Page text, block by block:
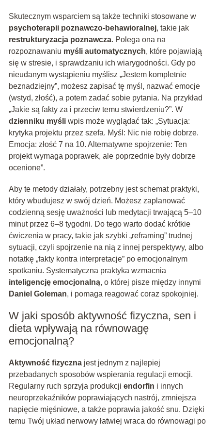
Skutecznym wsparciem są także techniki stosowane w
psychoterapii poznawczo-behawioralnej, takie jak
restrukturyzacja poznawcza. Polega ona na
rozpoznawaniu myśli automatycznych, które pojawiają
się w stresie, i sprawdzaniu ich wiarygodności. Gdy po
nieudanym wystąpieniu myślisz „Jestem kompletnie
beznadziejny”, możesz zapisać tę myśl, nazwać emocje
(wstyd, złość), a potem zadać sobie pytania. Na przykład
„Jakie są fakty za i przeciw temu stwierdzeniu?”. W
dzienniku myśliwpis może wyglądać tak: „Sytuacja:
krytyka projektu przez szefa. Myśl: Nic nie robię dobrze.
Emocja: złość 7 na 10. Alternatywne spojrzenie: Ten
projekt wymaga poprawek, ale poprzednie były dobrze
ocenione”.
Aby te metody działały, potrzebny jest schemat praktyki,
który wbudujesz w swój dzień. Możesz zaplanować
codzienną sesję uważności lub medytacji trwającą 5–10
minut przez 6–8 tygodni. Do tego warto dodać krótkie
ćwiczenia w pracy, takie jak szybki „reframing” trudnej
sytuacji, czyli spojrzenie na nią z innej perspektywy, albo
notatkę „fakty kontra interpretacje” po emocjonalnym
spotkaniu. Systematyczna praktyka wzmacnia
inteligencję emocjonalną, o której pisze między innymi
Daniel Goleman, i pomaga reagować coraz spokojniej.
W jaki sposób aktywność fizyczna, sen i
dieta wpływają na równowagę
emocjonalną?
Aktywność fizycznajest jednym z najlepiej
przebadanych sposobów wspierania regulacji emocji.
Regularny ruch sprzyja produkcji endorfin i innych
neuroprzekaźników poprawiających nastrój, zmniejsza
napięcie mięśniowe, a także poprawia jakość snu. Dzięki
temu Twój układ nerwowy łatwiej wraca do równowagi po